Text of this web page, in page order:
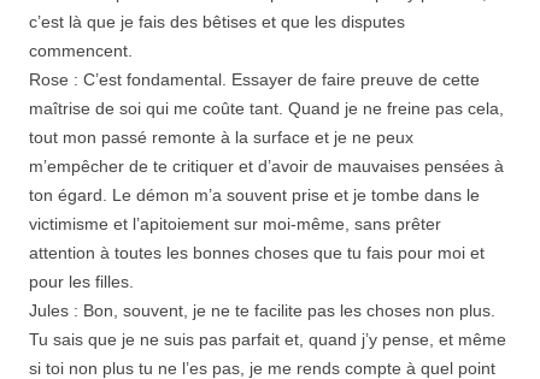
c’est là que je fais des bêtises et que les disputes
commencent.
Rose : C’est fondamental. Essayer de faire preuve de cette
maîtrise de soi qui me coûte tant. Quand je ne freine pas cela,
tout mon passé remonte à la surface et je ne peux
m’empêcher de te critiquer et d’avoir de mauvaises pensées à
ton égard. Le démon m’a souvent prise et je tombe dans le
victimisme et l’apitoiement sur moi-même, sans prêter
attention à toutes les bonnes choses que tu fais pour moi et
pour les filles.
Jules : Bon, souvent, je ne te facilite pas les choses non plus.
Tu sais que je ne suis pas parfait et, quand j’y pense, et même
si toi non plus tu ne l’es pas, je me rends compte à quel point